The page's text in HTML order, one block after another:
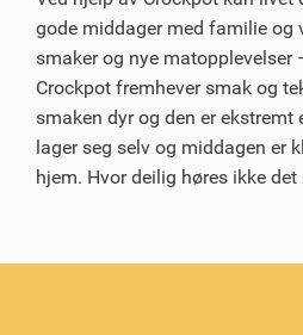
gode middager med familie og
smaker og nye matopplevelser
Crockpot fremhever smak og
smaken dyr og den er ekstremt
lager seg selv og middagen er
hjem. Hvor deilig høres ikke det